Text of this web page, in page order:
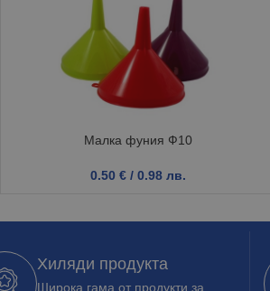
Малка фуния Ф10
0.50 € / 0.98 лв.
Хиляди продукта
Широка гама от продукти за